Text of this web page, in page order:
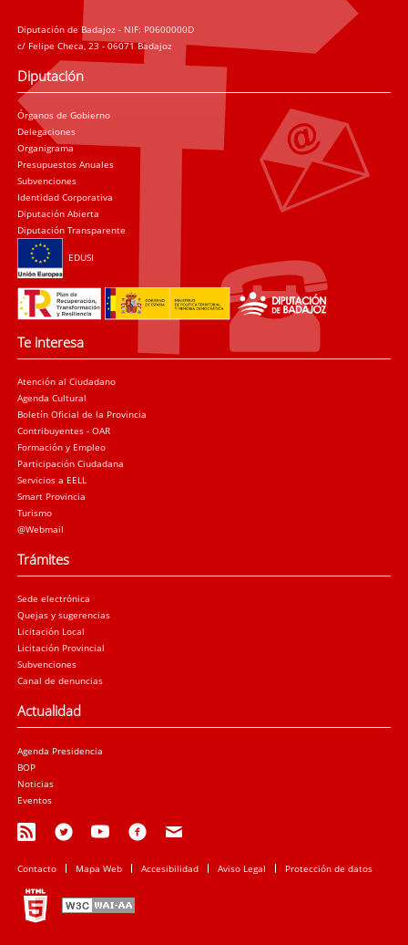
Diputación de Badajoz - NIF: P0600000D
c/ Felipe Checa, 23 - 06071 Badajoz
Diputación
Órganos de Gobierno
Delegaciones
Organigrama
Presupuestos Anuales
Subvenciones
Identidad Corporativa
Diputación Abierta
Diputación Transparente
EDUSI
Te interesa
Atención al Ciudadano
Agenda Cultural
Boletín Oficial de la Provincia
Contribuyentes - OAR
Formación y Empleo
Participación Ciudadana
Servicios a EELL
Smart Provincia
Turismo
@Webmail
Trámites
Sede electrónica
Quejas y sugerencias
Licitación Local
Licitación Provincial
Subvenciones
Canal de denuncias
Actualidad
Agenda Presidencia
BOP
Noticias
Eventos
Contacto Mapa Web Accesibilidad Aviso Legal Protección de datos